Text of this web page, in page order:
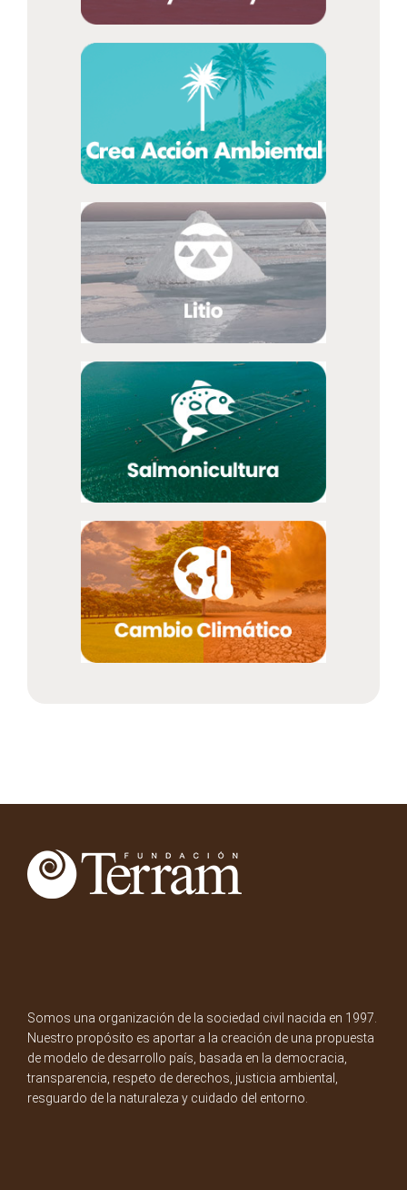
Somos una organización de la sociedad civil nacida en 1997.
Nuestro propósito es aportar a la creación de una propuesta
de modelo de desarrollo país, basada en la democracia,
transparencia, respeto de derechos, justicia ambiental,
resguardo de la naturaleza y cuidado del entorno.